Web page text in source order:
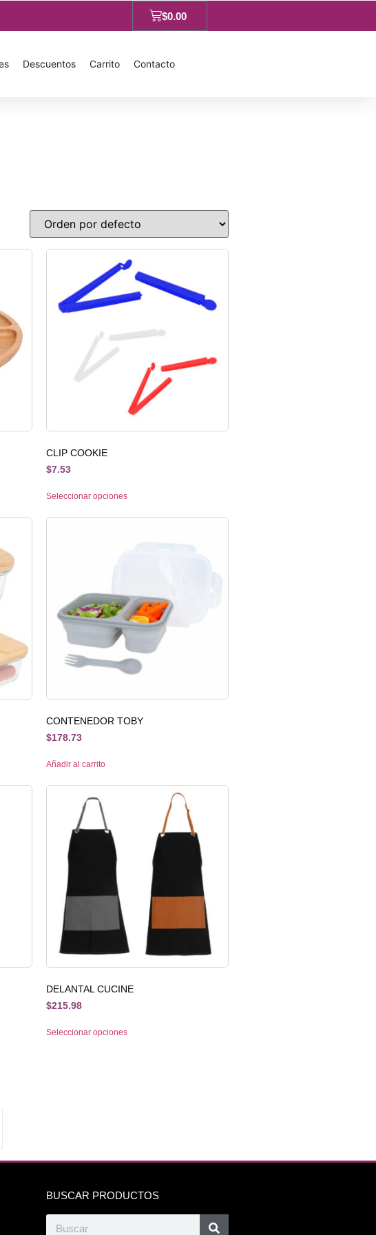
$0.00
Descuentos Carrito Contacto
CLIP COOKIE
$7.53
Seleccionar opciones
CONTENEDOR TOBY
$178.73
Añadir al carrito
DELANTAL CUCINE
$215.98
Seleccionar opciones
BUSCAR PRODUCTOS